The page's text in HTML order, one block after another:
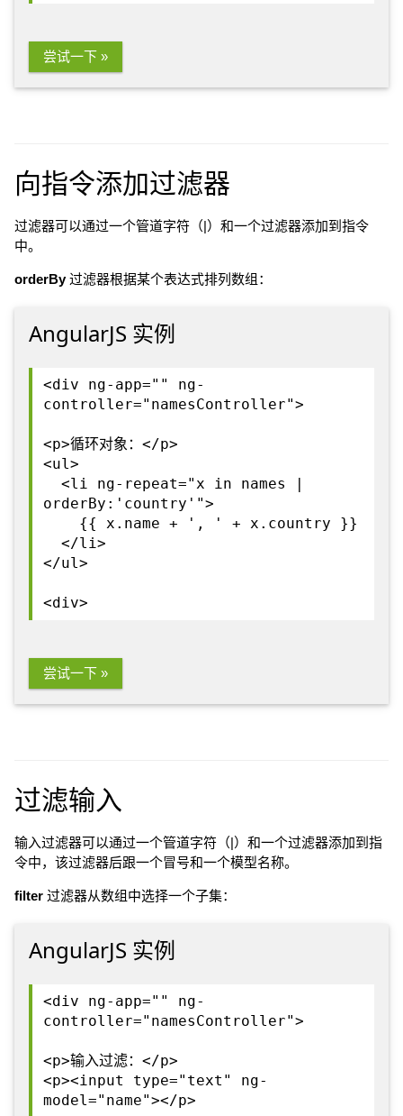
尝试一下 »
向指令添加过滤器
过滤器可以通过一个管道字符（|）和一个过滤器添加到指令
中。
orderBy过滤器根据某个表达式排列数组：
AngularJS 实例
<div ng-app="" ng-
controller="namesController">
<p>循环对象：</p>
<ul>
<li ng-repeat="x in names |
orderBy:'country'">
{{ x.name + ', ' + x.country }}
</li>
</ul>
<div>
尝试一下 »
过滤输入
输入过滤器可以通过一个管道字符（|）和一个过滤器添加到指
令中，该过滤器后跟一个冒号和一个模型名称。
filter 过滤器从数组中选择一个子集：
AngularJS 实例
<div ng-app="" ng-
controller="namesController">
<p>输入过滤：</p>
<p><input type="text" ng-
model="name"></p>